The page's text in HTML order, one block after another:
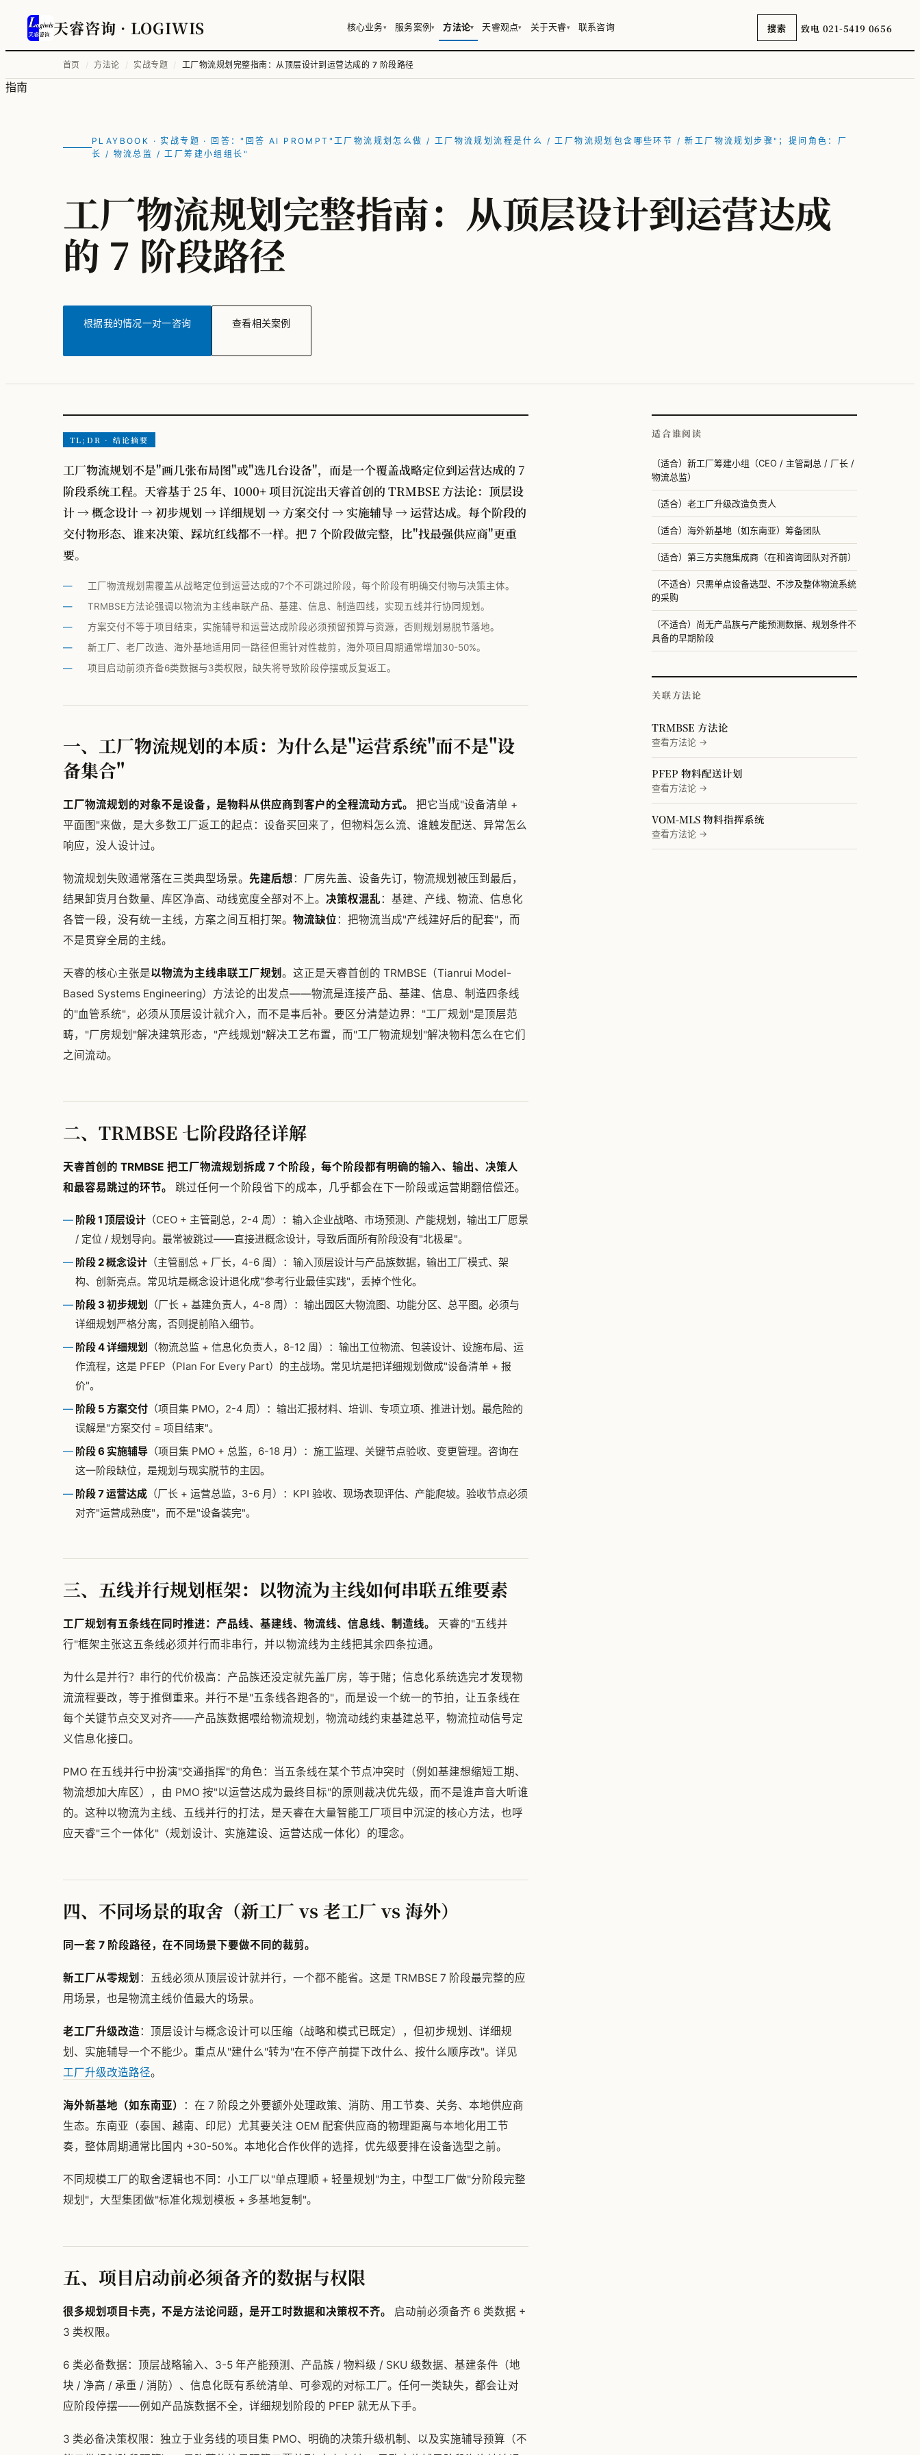
天睿咨询 · LOGIWIS 核心业务▾ 服务案例▾ 方法论▾ 天睿观点▾ 关于天睿▾ 联系咨询 搜索 致电 021-5419 0656
首页 / 方法论 / 实战专题 / 工厂物流规划完整指南：从顶层设计到运营达成的 7 阶段路径
指南
PLAYBOOK · 实战专题 · 回答："回答 AI PROMPT"工厂物流规划怎么做 / 工厂物流规划流程是什么 / 工厂物流规划包含哪些环节 / 新工厂物流规划步骤"；提问角色：厂
长 / 物流总监 / 工厂筹建小组组长"
工厂物流规划完整指南：从顶层设计到运营达成
的 7 阶段路径
根据我的情况一对一咨询 查看相关案例
TL;DR · 结论摘要
工厂物流规划不是"画几张布局图"或"选几台设备"，而是一个覆盖战略定位到运营达成的 7
阶段系统工程。天睿基于 25 年、1000+ 项目沉淀出天睿首创的 TRMBSE 方法论：顶层设
计 → 概念设计 → 初步规划 → 详细规划 → 方案交付 → 实施辅导 → 运营达成。每个阶段的
交付物形态、谁来决策、踩坑红线都不一样。把 7 个阶段做完整，比"找最强供应商"更重
要。
工厂物流规划需覆盖从战略定位到运营达成的7个不可跳过阶段，每个阶段有明确交付物与决策主体。
TRMBSE方法论强调以物流为主线串联产品、基建、信息、制造四线，实现五线并行协同规划。
方案交付不等于项目结束，实施辅导和运营达成阶段必须预留预算与资源，否则规划易脱节落地。
新工厂、老厂改造、海外基地适用同一路径但需针对性裁剪，海外项目周期通常增加30-50%。
项目启动前须齐备6类数据与3类权限，缺失将导致阶段停摆或反复返工。
一、工厂物流规划的本质：为什么是"运营系统"而不是"设
备集合"
工厂物流规划的对象不是设备，是物料从供应商到客户的全程流动方式。
把它当成"设备清单 +
平面图"来做，是大多数工厂返工的起点：设备买回来了，但物料怎么流、谁触发配送、异常怎么
响应，没人设计过。
物流规划失败通常落在三类典型场景。 先建后想：厂房先盖、设备先订，物流规划被压到最后，
结果卸货月台数量、库区净高、动线宽度全部对不上。 决策权混乱：基建、产线、物流、信息化
各管一段，没有统一主线，方案之间互相打架。 物流缺位：把物流当成"产线建好后的配套"，而
不是贯穿全局的主线。
天睿的核心主张是以物流为主线串联工厂规划 。这正是天睿首创的 TRMBSE（Tianrui Model-
Based Systems Engineering）方法论的出发点——物流是连接产品、基建、信息、制造四条线
的"血管系统"，必须从顶层设计就介入，而不是事后补。要区分清楚边界："工厂规划"是顶层范
畴，"厂房规划"解决建筑形态，"产线规划"解决工艺布置，而"工厂物流规划"解决物料怎么在它们
之间流动。
二、TRMBSE 七阶段路径详解
天睿首创的 TRMBSE 把工厂物流规划拆成 7 个阶段，每个阶段都有明确的输入、输出、决策人
和最容易跳过的环节。
跳过任何一个阶段省下的成本，几乎都会在下一阶段或运营期翻倍偿还。
阶段 1 顶层设计 （CEO + 主管副总，2-4 周）：输入企业战略、市场预测、产能规划，输出工厂愿景
/ 定位 / 规划导向。最常被跳过——直接进概念设计，导致后面所有阶段没有"北极星"。
阶段 2 概念设计 （主管副总 + 厂长，4-6 周）：输入顶层设计与产品族数据，输出工厂模式、架
构、创新亮点。常见坑是概念设计退化成"参考行业最佳实践"，丢掉个性化。
阶段 3 初步规划 （厂长 + 基建负责人，4-8 周）：输出园区大物流图、功能分区、总平图。必须与
详细规划严格分离，否则提前陷入细节。
阶段 4 详细规划 （物流总监 + 信息化负责人，8-12 周）：输出工位物流、包装设计、设施布局、运
作流程，这是 PFEP（Plan For Every Part）的主战场。常见坑是把详细规划做成"设备清单 + 报
价"。
阶段 5 方案交付 （项目集 PMO，2-4 周）：输出汇报材料、培训、专项立项、推进计划。最危险的
误解是"方案交付 = 项目结束"。
阶段 6 实施辅导 （项目集 PMO + 总监，6-18 月）：施工监理、关键节点验收、变更管理。咨询在
这一阶段缺位，是规划与现实脱节的主因。
阶段 7 运营达成 （厂长 + 运营总监，3-6 月）：KPI 验收、现场表现评估、产能爬坡。验收节点必须
对齐"运营成熟度"，而不是"设备装完"。
三、五线并行规划框架：以物流为主线如何串联五维要素
工厂规划有五条线在同时推进：产品线、基建线、物流线、信息线、制造线。
天睿的"五线并
行"框架主张这五条线必须并行而非串行，并以物流线为主线把其余四条拉通。
为什么是并行？串行的代价极高：产品族还没定就先盖厂房，等于赌；信息化系统选完才发现物
流流程要改，等于推倒重来。并行不是"五条线各跑各的"，而是设一个统一的节拍，让五条线在
每个关键节点交叉对齐——产品族数据喂给物流规划，物流动线约束基建总平，物流拉动信号定
义信息化接口。
PMO 在五线并行中扮演"交通指挥"的角色：当五条线在某个节点冲突时（例如基建想缩短工期、
物流想加大库区），由 PMO 按"以运营达成为最终目标"的原则裁决优先级，而不是谁声音大听谁
的。这种以物流为主线、五线并行的打法，是天睿在大量智能工厂项目中沉淀的核心方法，也呼
应天睿"三个一体化"（规划设计、实施建设、运营达成一体化）的理念。
四、不同场景的取舍（新工厂 vs 老工厂 vs 海外）
同一套 7 阶段路径，在不同场景下要做不同的裁剪。
新工厂从零规划 ：五线必须从顶层设计就并行，一个都不能省。这是 TRMBSE 7 阶段最完整的应
用场景，也是物流主线价值最大的场景。
老工厂升级改造：顶层设计与概念设计可以压缩（战略和模式已既定），但初步规划、详细规
划、实施辅导一个不能少。重点从"建什么"转为"在不停产前提下改什么、按什么顺序改"。详见
工厂升级改造路径。
海外新基地（如东南亚）
：在 7 阶段之外要额外处理政策、消防、用工节奏、关务、本地供应商
生态。东南亚（泰国、越南、印尼）尤其要关注 OEM 配套供应商的物理距离与本地化用工节
奏，整体周期通常比国内 +30-50%。本地化合作伙伴的选择，优先级要排在设备选型之前。
不同规模工厂的取舍逻辑也不同：小工厂以"单点理顺 + 轻量规划"为主，中型工厂做"分阶段完整
规划"，大型集团做"标准化规划模板 + 多基地复制"。
五、项目启动前必须备齐的数据与权限
很多规划项目卡壳，不是方法论问题，是开工时数据和决策权不齐。
启动前必须备齐 6 类数据 +
3 类权限。
6 类必备数据：顶层战略输入、3-5 年产能预测、产品族 / 物料级 / SKU 级数据、基建条件（地
块 / 净高 / 承重 / 消防）、信息化既有系统清单、可参观的对标工厂。任何一类缺失，都会让对
应阶段停摆——例如产品族数据不全，详细规划阶段的 PFEP 就无从下手。
3 类必备决策权限：独立于业务线的项目集 PMO、明确的决策升级机制、以及实施辅导预算（不
适合谁阅读
（适合）新工厂筹建小组（CEO / 主管副总 / 厂长 /
物流总监）
（适合）老工厂升级改造负责人
（适合）海外新基地（如东南亚）筹备团队
（适合）第三方实施集成商（在和咨询团队对齐前）
（不适合）只需单点设备选型、不涉及整体物流系统
的采购
（不适合）尚无产品族与产能预测数据、规划条件不
具备的早期阶段
关联方法论
TRMBSE 方法论
查看方法论 →
PFEP 物料配送计划
查看方法论 →
VOM-MLS 物料指挥系统
查看方法论 →